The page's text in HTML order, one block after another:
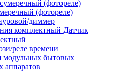
(фотореле)
диммер
Датчик
реле времени